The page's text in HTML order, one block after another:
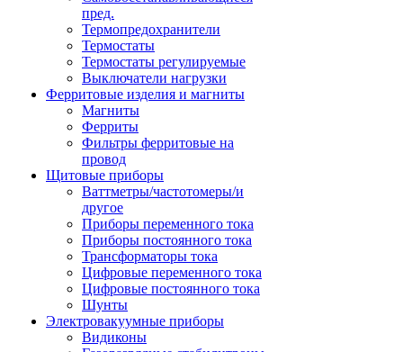
пред.
Термопредохранители
Термостаты
Термостаты регулируемые
Выключатели нагрузки
Ферритовые изделия и магниты
Магниты
Ферриты
Фильтры ферритовые на
провод
Щитовые приборы
Ваттметры/частотомеры/и
другое
Приборы переменного тока
Приборы постоянного тока
Трансформаторы тока
Цифровые переменного тока
Цифровые постоянного тока
Шунты
Электровакуумные приборы
Видиконы